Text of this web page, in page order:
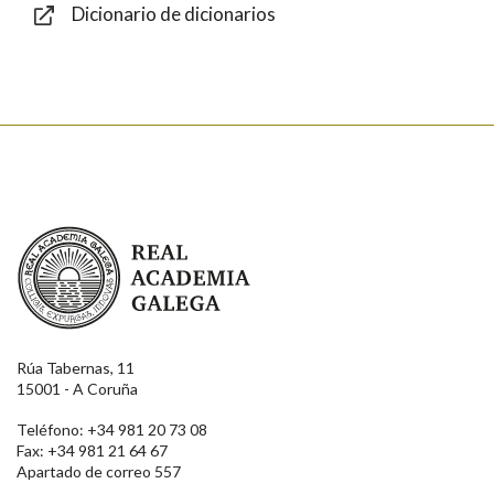
Dicionario de dicionarios
Real Academia Galega
Rúa Tabernas, 11
15001 - A Coruña
Teléfono: +34 981 20 73 08
Fax: +34 981 21 64 67
Apartado de correo 557